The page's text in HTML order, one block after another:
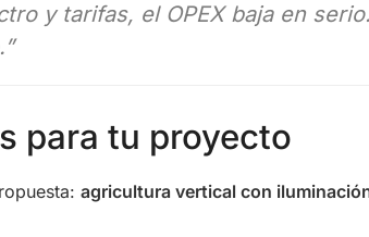
y tarifas, el OPEX baja en
para tu proyecto
agricultura vertical con